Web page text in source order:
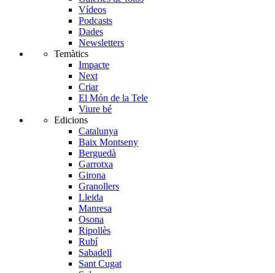
Vídeos
Podcasts
Dades
Newsletters
Temàtics
Impacte
Next
Criar
El Món de la Tele
Viure bé
Edicions
Catalunya
Baix Montseny
Berguedà
Garrotxa
Girona
Granollers
Lleida
Manresa
Osona
Ripollès
Rubí
Sabadell
Sant Cugat